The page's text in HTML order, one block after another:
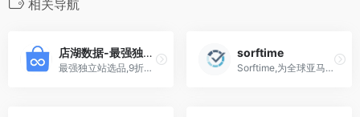
相关导航
店湖数据-最强独立站选品工具
最强独立站选品,9折优惠! 独立站电商数据监控及选品工具,亚马逊卖家站外选品网站,店湖
sorftime
Sorftime,为全球亚马逊卖家广泛使用的选品软件，数据覆盖亚马逊全球12大站点，超8万客户遍及45个国家和地区。基于大数据智能算法，提供高质量运营选品工具，直观的数据报告让卖家快速读懂市场风险和机会，屏蔽风险实现盈利